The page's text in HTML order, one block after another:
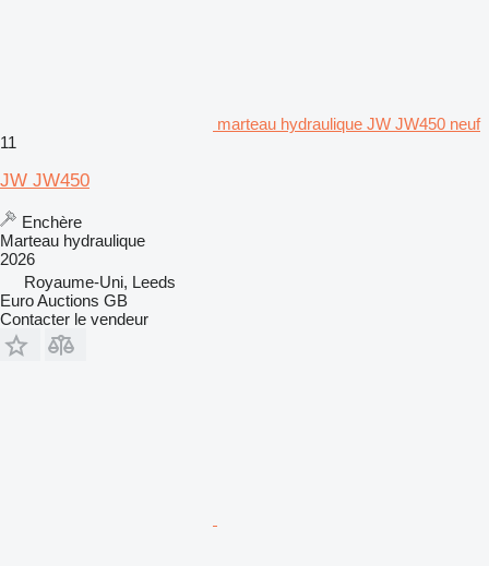
marteau hydraulique JW JW450 neuf
11
JW JW450
Enchère
Marteau hydraulique
2026
Royaume-Uni, Leeds
Euro Auctions GB
Contacter le vendeur